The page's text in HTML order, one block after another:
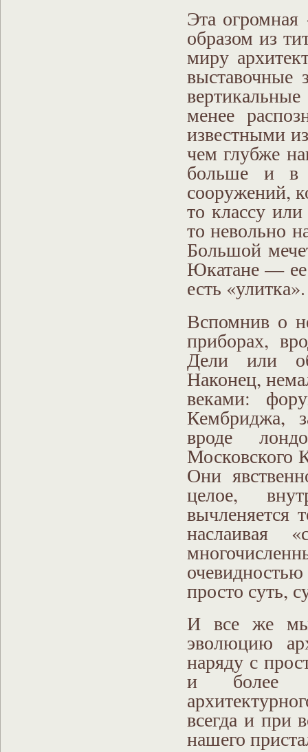
Эта огромная
образом из
миру
выставочные
менее
известными
чем глубже
больше и в
сооружений,
то классу
то невольно
Большой
Юкатане — ее
есть «улитка».
Вспомнив о
приборах,
Дели или
Наконец,
веками:
Кембриджа,
вроде
Московского
Они
целое,
вычленяется
просто суть,
И все же мы
эволюцию
наряду с
и более
всегда и при
нашего